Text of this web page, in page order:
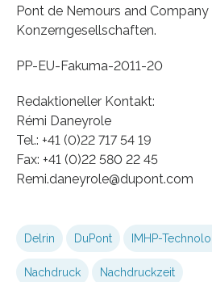
Pont de Nemours and Company
Konzerngesellschaften.
PP-EU-Fakuma-2011-20
Redaktioneller Kontakt:
Rémi Daneyrole
Tel.: +41 (0)22 717 54 19
Fax: +41 (0)22 580 22 45
Remi.daneyrole@dupont.com
Delrin DuPont IMHP-
Nachdruck Nachdruckzeit